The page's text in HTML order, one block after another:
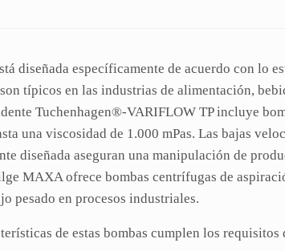
diseñada específicamente de acuerdo con lo
típicos en las industrias de alimentación,
Tuchenhagen®-VARIFLOW TP incluye
una viscosidad de 1.000 mPas. Las bajas
diseñada aseguran una manipulación de
MAXA ofrece bombas centrífugas de
pesado en procesos industriales.
de estas bombas cumplen los